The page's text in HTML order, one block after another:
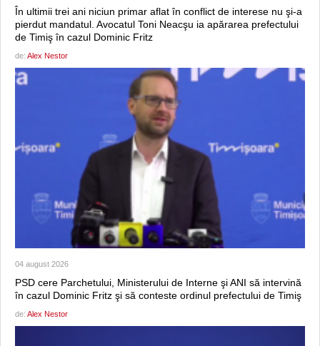
În ultimii trei ani niciun primar aflat în conflict de interese nu şi-a
pierdut mandatul. Avocatul Toni Neacşu ia apărarea prefectului
de Timiş în cazul Dominic Fritz
de: Alex Nestor
04 august 2026
PSD cere Parchetului, Ministerului de Interne şi ANI să intervină
în cazul Dominic Fritz şi să conteste ordinul prefectului de Timiş
de: Alex Nestor